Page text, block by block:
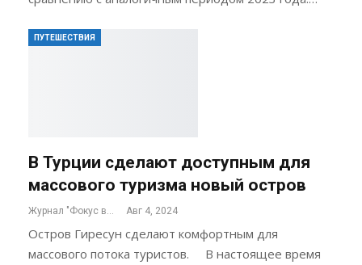
ПУТЕШЕСТВИЯ
В Турции сделают доступным для
массового туризма новый остров
Журнал "Фокус внимания" Авг 4, 2024
Остров Гиресун сделают комфортным для
массового потока туристов. В настоящее время